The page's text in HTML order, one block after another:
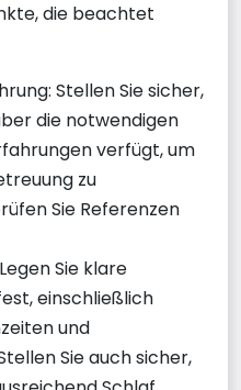
die beachtet
Stellen Sie sicher,
die notwendigen
verfügt, um
zu
Sie Referenzen
Sie klare
einschließlich
und
Sie auch sicher,